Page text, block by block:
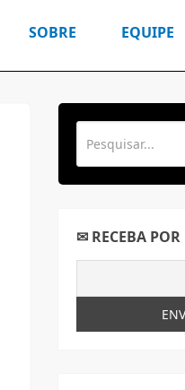
SOBRE EQUIPE
✉ RECEBA